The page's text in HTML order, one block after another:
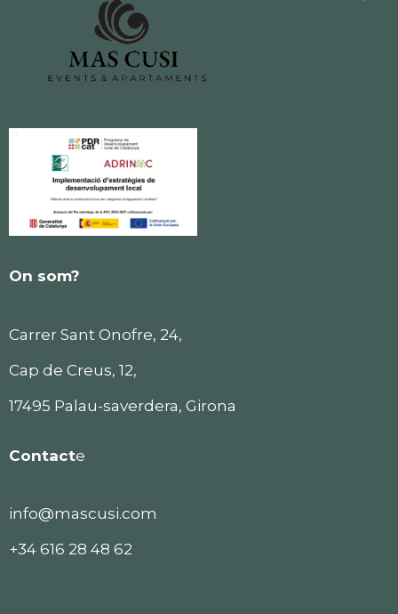
On som?
Carrer Sant Onofre, 24,
Cap de Creus, 12,
17495 Palau-saverdera, Girona
Contacte
info@mascusi.com
+34 616 28 48 62